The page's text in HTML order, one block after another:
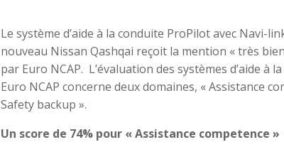
Le système d’aide à la conduite ProPilot avec Navi-
nouveau Nissan Qashqai reçoit la mention « très
par Euro NCAP. L’évaluation des systèmes d’aide à
Euro NCAP concerne deux domaines, « Assistance
Safety backup ».
Un score de 74% pour « Assistance competence »